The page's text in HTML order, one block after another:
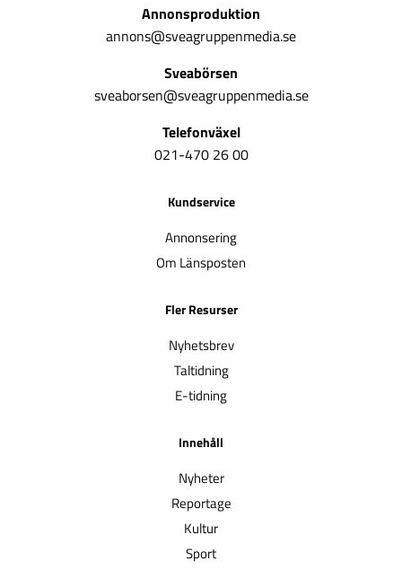
Annonsproduktion
annons@sveagruppenmedia.se
Sveabörsen
sveaborsen@sveagruppenmedia.se
Telefonväxel
021-470 26 00
Kundservice
Annonsering
Om Länsposten
Fler Resurser
Nyhetsbrev
Taltidning
E-tidning
Innehåll
Nyheter
Reportage
Kultur
Sport